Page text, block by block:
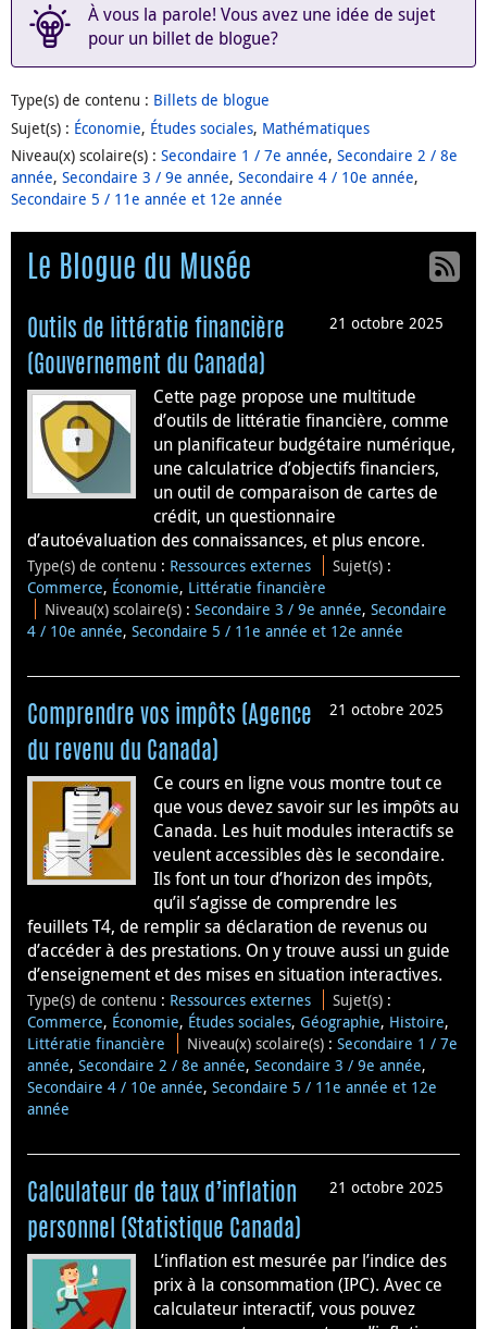
À vous la parole! Vous avez une idée de sujet
pour un billet de blogue?
Type(s) de contenu : Billets de blogue
Sujet(s) : Économie, Études sociales, Mathématiques
Niveau(x) scolaire(s) : Secondaire 1 / 7e année, Secondaire 2 / 8e
année, Secondaire 3 / 9e année, Secondaire 4 / 10e année,
Secondaire 5 / 11e année et 12e année
Le Blogue du Musée
21 octobre 2025
Outils de littératie financière
(Gouvernement du Canada)
Cette page propose une multitude
d’outils de littératie financière, comme
un planificateur budgétaire numérique,
une calculatrice d’objectifs financiers,
un outil de comparaison de cartes de
crédit, un questionnaire
d’autoévaluation des connaissances, et plus encore.
Type(s) de contenu : Ressources externes Sujet(s) :
Commerce, Économie, Littératie financière
Niveau(x) scolaire(s) :Secondaire 3 / 9e année,Secondaire
4 / 10e année, Secondaire 5 / 11e année et 12e année
21 octobre 2025
Comprendre vos impôts (Agence
du revenu du Canada)
Ce cours en ligne vous montre tout ce
que vous devez savoir sur les impôts au
Canada. Les huit modules interactifs se
veulent accessibles dès le secondaire.
Ils font un tour d’horizon des impôts,
qu’il s’agisse de comprendre les
feuillets T4, de remplir sa déclaration de revenus ou
d’accéder à des prestations. On y trouve aussi un guide
d’enseignement et des mises en situation interactives.
Type(s) de contenu : Ressources externes Sujet(s) :
Commerce, Économie, Études sociales, Géographie, Histoire,
Littératie financière
Niveau(x) scolaire(s) :Secondaire 1 / 7e
année, Secondaire 2 / 8e année, Secondaire 3 / 9e année,
Secondaire 4 / 10e année, Secondaire 5 / 11e année et 12e
année
21 octobre 2025
Calculateur de taux d’inflation
personnel (Statistique Canada)
L’inflation est mesurée par l’indice des
prix à la consommation (IPC). Avec ce
calculateur interactif, vous pouvez